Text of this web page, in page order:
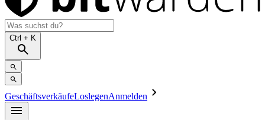
Ctrl + K
GeschäftsverkäufeLoslegenAnmelden